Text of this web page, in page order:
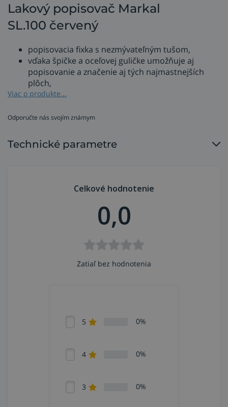
Lakový popisovač Markal
SL.100 červený
popisovacia fixka s nezmývateľným tušom,
vďaka špičke a oceľovej guličke umožňuje aj
popisovanie a značenie aj tých najmastnejších
plôch,
popisovač je odolný voči vode a UV žiareniu,
dobré krycie vlastnosti,
a čisté kovy, kameň, tehla, asfalt, makadam,
plasty, sklo, keramika, kaučuk, pneumatika,suché
-20 °C do +50 °C a značenie je odolné voči teplote
hrúbka čiary 2 - 4 mm.
Viac o produkte...
Odporučte nás svojím známym
Technické parametre
Celkové hodnotenie
0,0
Zatiaľ bez hodnotenia
5 0%
4 0%
3 0%